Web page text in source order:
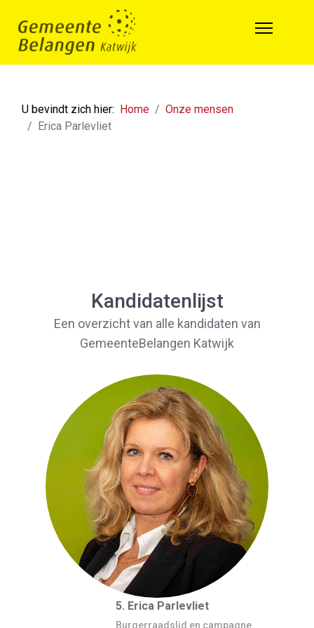
U bevindt zich hier: Home
Onze mensen
Erica Parlevliet
Kandidatenlijst
Een overzicht van alle kandidaten van
GemeenteBelangen Katwijk
5. Erica Parlevliet
Burgerraadslid en campagne